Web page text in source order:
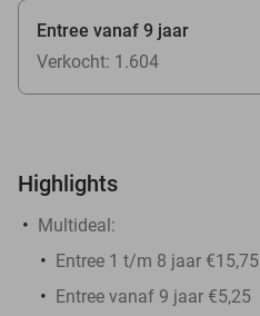
Entree vanaf 9 jaar
Verkocht: 1.604
Highlights
Multideal:
Entree 1 t/m 8 jaar €15,75
Entree vanaf 9 jaar €5,25